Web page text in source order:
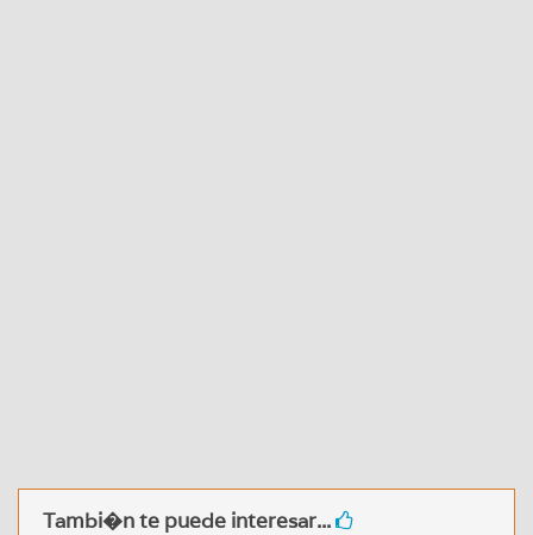
Tambi�n te puede interesar...